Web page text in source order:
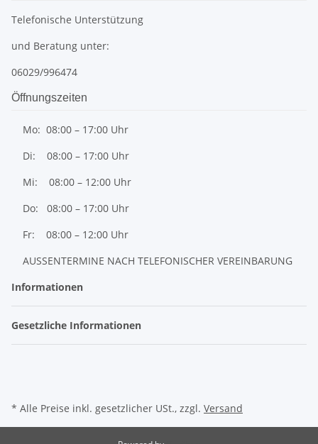
Telefonische Unterstützung
und Beratung unter:
06029/996474
Öffnungszeiten
Mo: 08:00 – 17:00 Uhr
Di: 08:00 – 17:00 Uhr
Mi: 08:00 – 12:00 Uhr
Do: 08:00 – 17:00 Uhr
Fr: 08:00 – 12:00 Uhr
AUSSENTERMINE NACH TELEFONISCHER VEREINBARUNG
Informationen
Gesetzliche Informationen
* Alle Preise inkl. gesetzlicher USt., zzgl. Versand